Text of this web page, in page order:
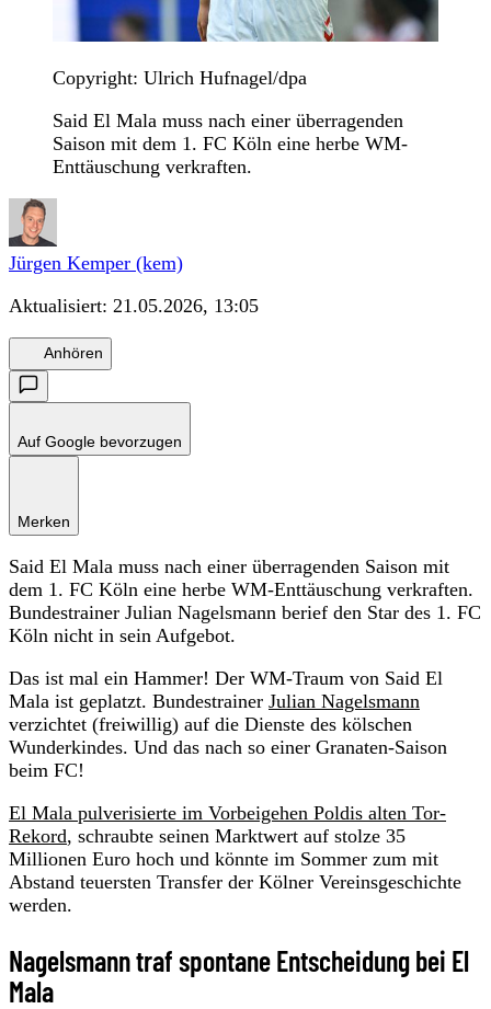
Copyright: Ulrich Hufnagel/dpa
Said El Mala muss nach einer überragenden
Saison mit dem 1. FC Köln eine herbe WM-
Enttäuschung verkraften.
Jürgen Kemper (kem)
Aktualisiert: 21.05.2026, 13:05
Anhören
Auf Google bevorzugen
Merken
Said El Mala muss nach einer überragenden Saison mit
dem 1. FC Köln eine herbe WM-Enttäuschung verkraften.
Bundestrainer Julian Nagelsmann berief den Star des 1. FC
Köln nicht in sein Aufgebot.
Das ist mal ein Hammer! Der WM-Traum von Said El
Mala ist geplatzt. Bundestrainer Julian Nagelsmann
verzichtet (freiwillig) auf die Dienste des kölschen
Wunderkindes. Und das nach so einer Granaten-Saison
beim FC!
El Mala pulverisierte im Vorbeigehen Poldis alten Tor-
Rekord, schraubte seinen Marktwert auf stolze 35
Millionen Euro hoch und könnte im Sommer zum mit
Abstand teuersten Transfer der Kölner Vereinsgeschichte
werden.
Nagelsmann traf spontane Entscheidung bei El
Mala